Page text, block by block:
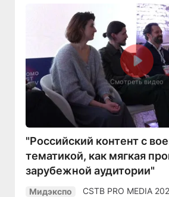
Смотреть видео
"Российский контент с
тематикой, как мягкая
зарубежной аудитории"
Мидэкспо CSTB PRO MEDIA